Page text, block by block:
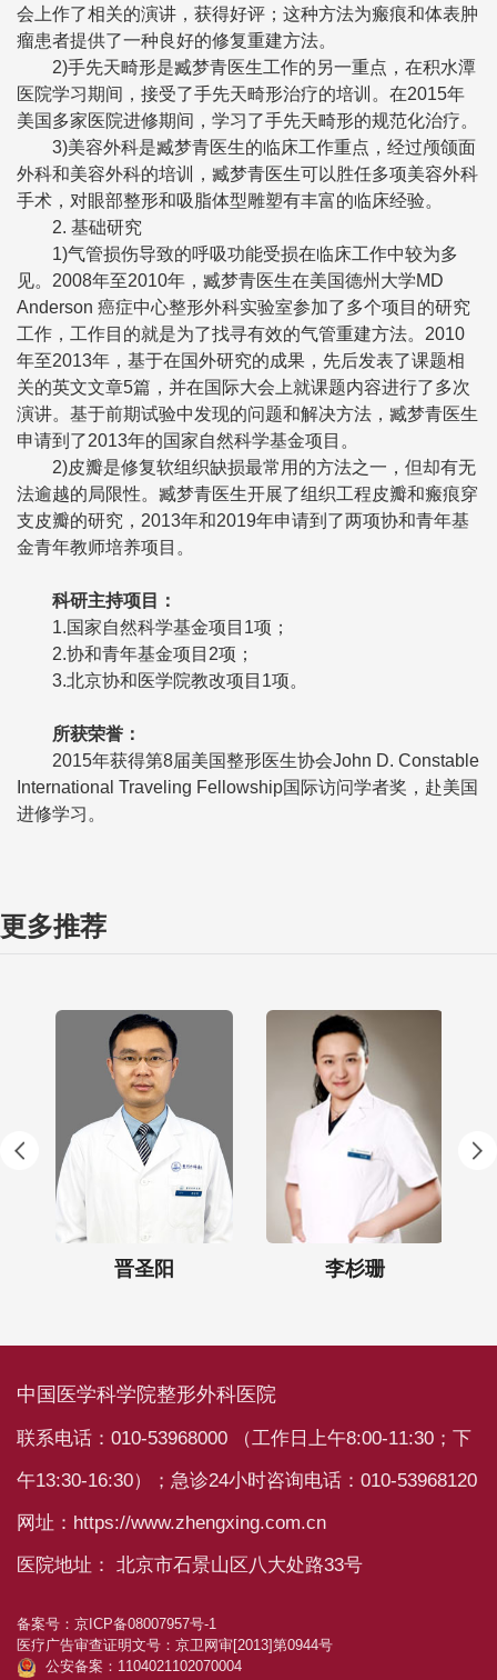
会上作了相关的演讲，获得好评；这种方法为瘢痕和体表肿
瘤患者提供了一种良好的修复重建方法。
2)手先天畸形是臧梦青医生工作的另一重点，在积水潭
医院学习期间，接受了手先天畸形治疗的培训。在2015年
美国多家医院进修期间，学习了手先天畸形的规范化治疗。
3)美容外科是臧梦青医生的临床工作重点，经过颅颌面
外科和美容外科的培训，臧梦青医生可以胜任多项美容外科
手术，对眼部整形和吸脂体型雕塑有丰富的临床经验。
2. 基础研究
1)气管损伤导致的呼吸功能受损在临床工作中较为多
见。2008年至2010年，臧梦青医生在美国德州大学MD
Anderson 癌症中心整形外科实验室参加了多个项目的研究
工作，工作目的就是为了找寻有效的气管重建方法。2010
年至2013年，基于在国外研究的成果，先后发表了课题相
关的英文文章5篇，并在国际大会上就课题内容进行了多次
演讲。基于前期试验中发现的问题和解决方法，臧梦青医生
申请到了2013年的国家自然科学基金项目。
2)皮瓣是修复软组织缺损最常用的方法之一，但却有无
法逾越的局限性。臧梦青医生开展了组织工程皮瓣和瘢痕穿
支皮瓣的研究，2013年和2019年申请到了两项协和青年基
金青年教师培养项目。
科研主持项目
：
1.国家自然科学基金项目1项；
2.协和青年基金项目2项；
3.北京协和医学院教改项目1项。
所获荣誉 ：
2015年获得第8届美国整形医生协会John D. Constable
International Traveling Fellowship国际访问学者奖，赴美国
进修学习。
更多推荐
晋圣阳 李杉珊
中国医学科学院整形外科医院
联系电话：010-53968000 （工作日上午8:00-11:30；下
午13:30-16:30）；急诊24小时咨询电话：010-53968120
网址：https://www.zhengxing.com.cn
医院地址： 北京市石景山区八大处路33号
备案号： 京ICP备08007957号-1
医疗广告审查证明文号： 京卫网审[2013]第0944号
公安备案：1104021102070004